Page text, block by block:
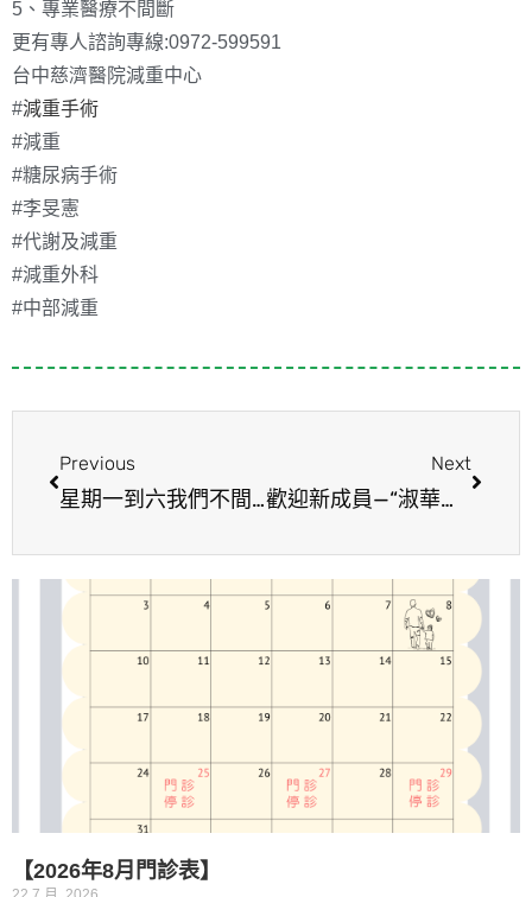
5、專業醫療不間斷
更有專人諮詢專線:0972-599591
台中慈濟醫院減重中心
#減重手術
#減重
#糖尿病手術
#李旻憲
#代謝及減重
#減重外科
#中部減重
Previous
星期一到六我們不間斷為您服務哦！減重門診表
Next
歡迎新成員—“淑華專科護理師”加入減重團隊
【2026年8月門診表】